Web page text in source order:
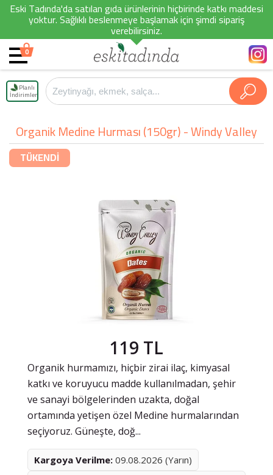
Eski Tadında'da satılan gıda ürünlerinin hiçbirinde katkı maddesi
yoktur. Sağlıklı beslenmeye başlamak için şimdi sipariş
verebilirsiniz.
0
Planlı
İndirimler
Organik Medine Hurması (150gr) - Windy Valley
TÜKENDİ
119 TL
Organik hurmamızı, hiçbir zirai ilaç, kimyasal
katkı ve koruyucu madde kullanılmadan, şehir
ve sanayi bölgelerinden uzakta, doğal
ortamında yetişen özel Medine hurmalarından
seçiyoruz. Güneşte, doğ...
Kargoya Verilme: 09.08.2026 (Yarın)